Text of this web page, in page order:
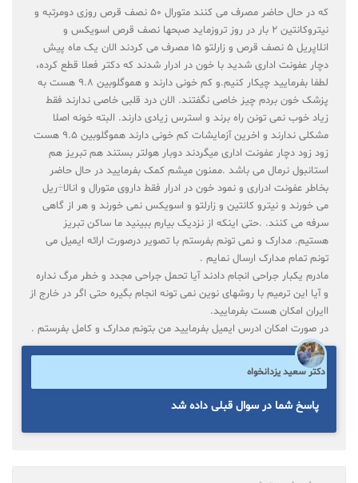
که در حال حاضر مصرف می کنند متورال 50 نصف قرص روزی دومرتبه و
نیتروکانتین 2 بار در روز تروزماید صبحها نصف قرص اسویکس و
انلاپریل 5 نصف قرص و زارلتو 15 مصرف می کردند الان یک ماه پیش
دچار عفونت اداری شدید با خون در ادرار شدند که دکتر فعلا قطع کرده،
لطفا بفرمایید چیکار کنیم.و کم خونی دارند و هموگلوبین 9.8 هست به
پزشک خون بردم چیز خاصی نگفتند. الان درد قلبی خاصی ندارند فقط
زیاد خوب نمی تونن راه برند و استرس زیادی دارند. البته خونه اصلا
مشکلی ندارند و اخرین آزمایشات کم خونی دارند هموگلوبین 9.5 هست
زود زود دچار عفونت اداری میگردند دوبار هولتر بستند هم تبریز هم
استانبول نرمال می باشد .ممنون میشم کمک بفرمایید در حال حاضر
بخاطر عفونت ادراری و نمود خون در ادرار فقط داروی متورال و انالا÷ریل
می خورند و نیترو کانتین و زارلتو و اسویکس نمی خورند و هر از گاهی
سرفه می کنند. .حتی اینکه از نزدیک بیارم ببینید ما ساکن تبریز
هستیم. مدارک و نمی تونم بفرستم با تصویر درصورت ارائه ایمیل می
تونم تمام مدارک ارسال نمایم .
مادرم یکبار جراحی انجام دادند آیا تحمل جراحی مجدد و خطر مرگ نداره
و آیا این ترمیم با روشهای نوین نمی تونه انجام بگیره حتی اگر در خارج از
اایران امکان هست بفرمایید.
در صورت امکان ادرس ایمیل بفرمایید من بتونم مدارک و کامل بفرستم .
دکتر سعید یزدانخواه
پاسخ شما در سوال قبلی داده شد